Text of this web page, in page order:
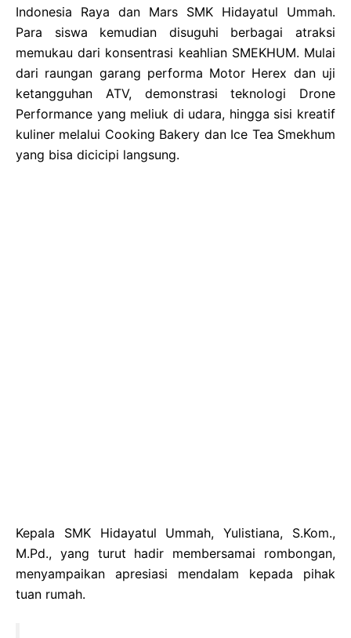
Indonesia Raya dan Mars SMK Hidayatul Ummah.
Para siswa kemudian disuguhi berbagai atraksi
memukau dari konsentrasi keahlian SMEKHUM. Mulai
dari raungan garang performa Motor Herex dan uji
ketangguhan ATV, demonstrasi teknologi Drone
Performance yang meliuk di udara, hingga sisi kreatif
kuliner melalui Cooking Bakery dan Ice Tea Smekhum
yang bisa dicicipi langsung.
Kepala SMK Hidayatul Ummah, Yulistiana, S.Kom.,
M.Pd., yang turut hadir membersamai rombongan,
menyampaikan apresiasi mendalam kepada pihak
tuan rumah.